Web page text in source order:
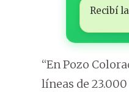
Recibí
“En Pozo
líneas de